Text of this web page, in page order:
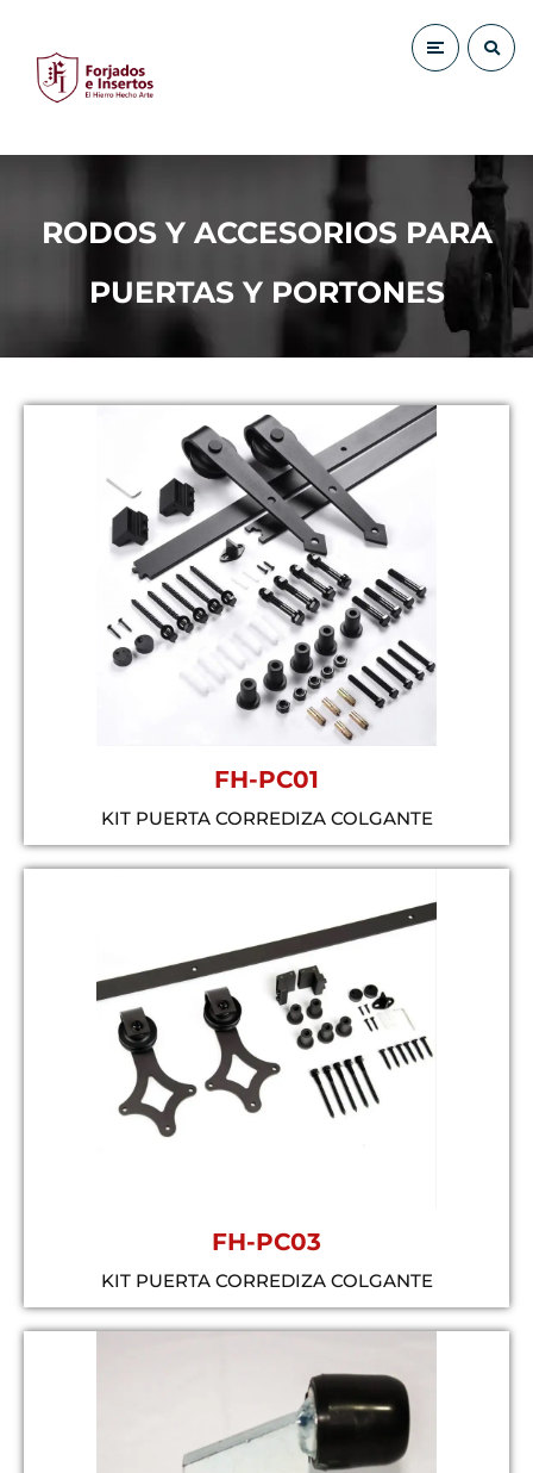
RODOS Y ACCESORIOS PARA
PUERTAS Y PORTONES
FH-PC01
KIT PUERTA CORREDIZA COLGANTE
FH-PC03
KIT PUERTA CORREDIZA COLGANTE